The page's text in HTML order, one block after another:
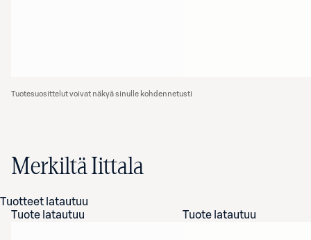
Tuotesuosittelut voivat näkyä sinulle kohdennetusti
Merkiltä Iittala
Tuotteet latautuu
Tuote latautuu
Tuote latautuu